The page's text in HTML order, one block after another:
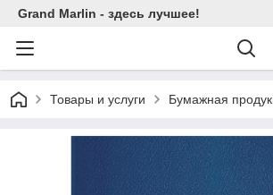
Grand Marlin - здесь лучшее!
Товары и услуги Бумажная